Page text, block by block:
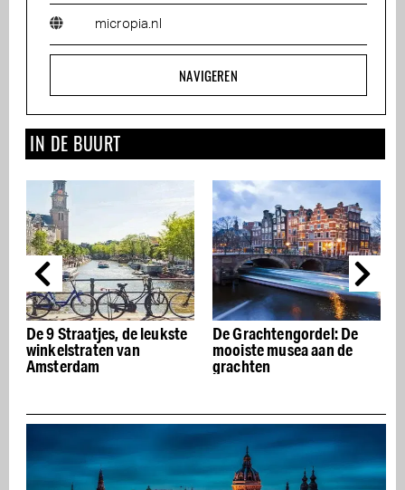
micropia.nl
NAVIGEREN
IN DE BUURT
De Grachtengordel: De
mooiste musea aan de
grachten
De beste Italiaanse
restaurants van
Amsterdam – Buon